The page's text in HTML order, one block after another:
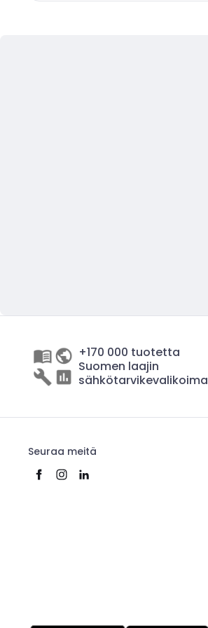
+170 000 tuotetta
Suomen laajin
sähkötarvikevalikoima
Seuraa meitä